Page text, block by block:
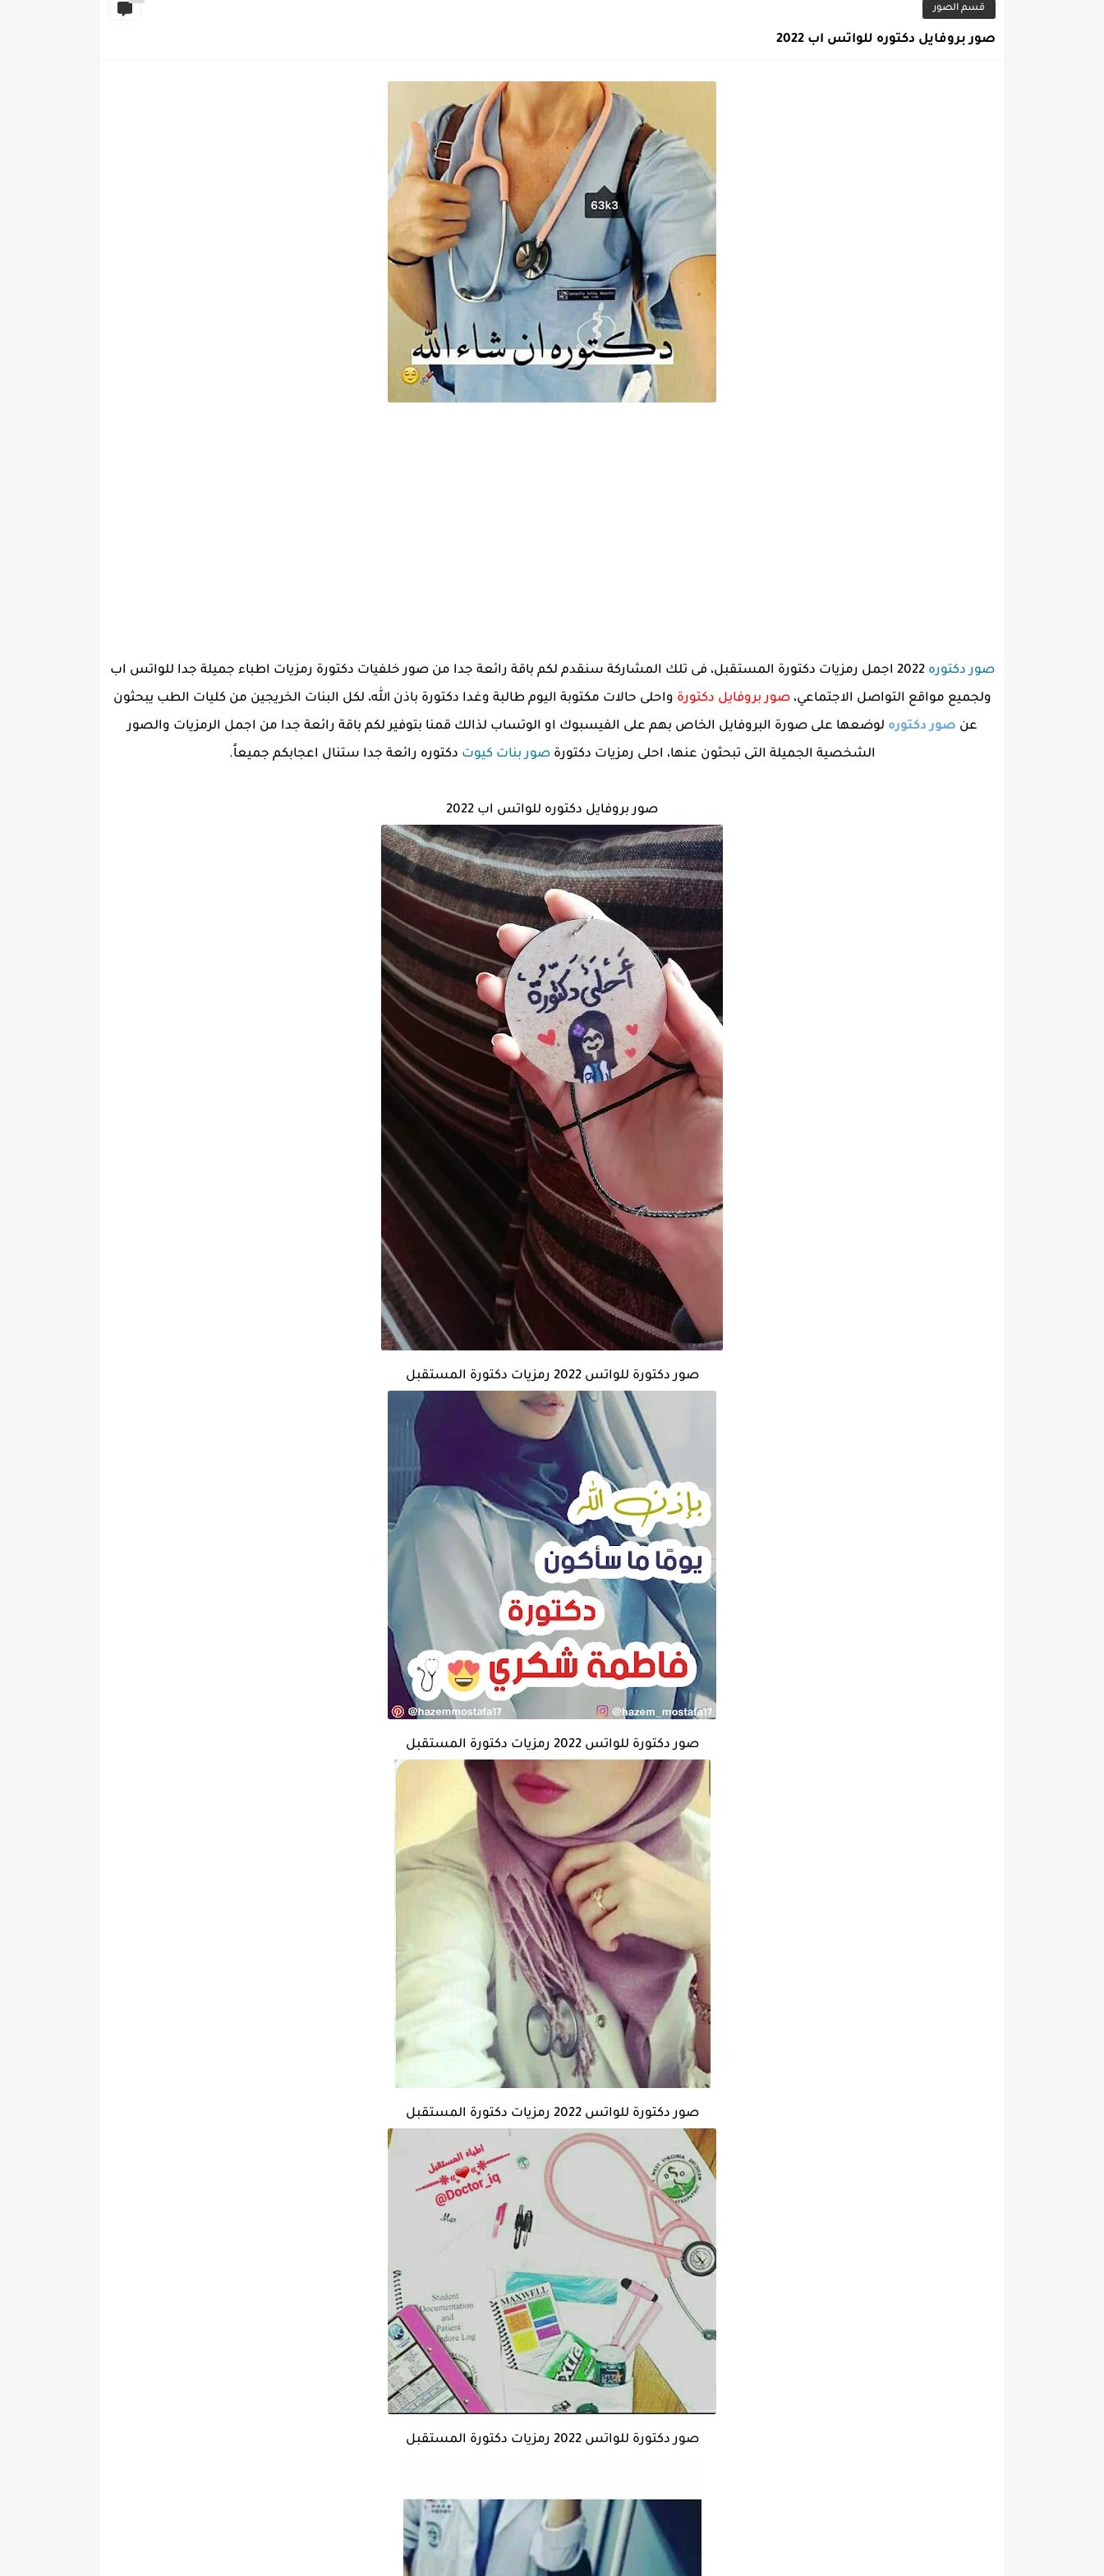
قسم الصور
صور بروفايل دكتوره للواتس اب 2022
صور دكتوره
2022 اجمل رمزيات دكتورة المستقبل، فى تلك المشاركة سنقدم لكم باقة رائعة جدا من صور خلفيات دكتورة رمزيات اطباء جميلة جدا للواتس اب
ولجميع مواقع التواصل الاجتماعي،صور بروفايل دكتورة واحلى حالات مكتوبة اليوم طالبة وغدا دكتورة باذن الله، لكل البنات الخريجين من كليات الطب يبحثون
عن صور دكتوره لوضعها على صورة البروفايل الخاص بهم على الفيسبوك او الوتساب لذالك قمنا بتوفير لكم باقة رائعة جدا من اجمل الرمزيات والصور
الشخصية الجميلة التى تبحثون عنها، احلى رمزيات دكتورةصور بنات كيوت دكتوره رائعة جدا ستنال اعجابكم جميعاً.
صور بروفايل دكتوره للواتس اب 2022
صور دكتورة للواتس 2022 رمزيات دكتورة المستقبل
صور دكتورة للواتس 2022 رمزيات دكتورة المستقبل
صور دكتورة للواتس 2022 رمزيات دكتورة المستقبل
صور دكتورة للواتس 2022 رمزيات دكتورة المستقبل